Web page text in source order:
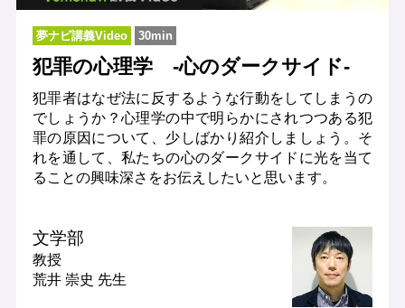
夢ナビ講義Video 30min
犯罪の心理学 -心のダークサイド-
犯罪者はなぜ法に反するような行動をしてしまうの
でしょうか？心理学の中で明らかにされつつある犯
罪の原因について、少しばかり紹介しましょう。そ
れを通して、私たちの心のダークサイドに光を当て
ることの興味深さをお伝えしたいと思います。
文学部
教授
荒井 崇史 先生